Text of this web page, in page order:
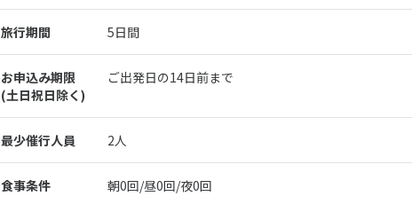
旅行期間 5日間
お申込み期限
(⼟⽇祝⽇除く)
ご出発日の14日前まで
最少催行人員 2人
食事条件 朝0回/昼0回/夜0回